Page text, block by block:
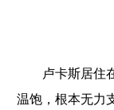
卢卡斯居住
温饱，根本无力